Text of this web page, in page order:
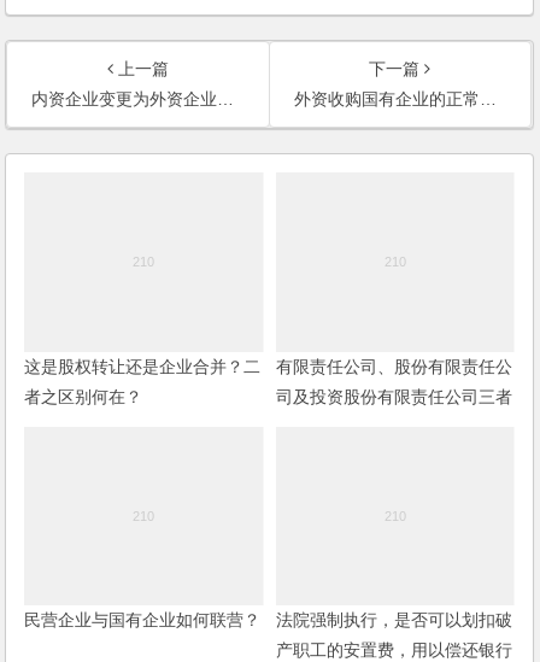
上一篇
内资企业变更为外资企业，需要办理哪些手续？外国人担任企业的法人代表，需要办理哪些证件？
下一篇
外资收购国有企业的正常程序？国内私营企业收购国有企业的正常程序？
这是股权转让还是企业合并？二
者之区别何在？
有限责任公司、股份有限责任公
司及投资股份有限责任公司三者
民营企业与国有企业如何联营？
法院强制执行，是否可以划扣破
产职工的安置费，用以偿还银行